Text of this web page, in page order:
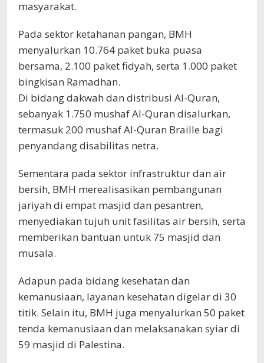
masyarakat.
Pada sektor ketahanan pangan, BMH
menyalurkan 10.764 paket buka puasa
bersama, 2.100 paket fidyah, serta 1.000 paket
bingkisan Ramadhan.
Di bidang dakwah dan distribusi Al-Quran,
sebanyak 1.750 mushaf Al-Quran disalurkan,
termasuk 200 mushaf Al-Quran Braille bagi
penyandang disabilitas netra.
Sementara pada sektor infrastruktur dan air
bersih, BMH merealisasikan pembangunan
jariyah di empat masjid dan pesantren,
menyediakan tujuh unit fasilitas air bersih, serta
memberikan bantuan untuk 75 masjid dan
musala.
Adapun pada bidang kesehatan dan
kemanusiaan, layanan kesehatan digelar di 30
titik. Selain itu, BMH juga menyalurkan 50 paket
tenda kemanusiaan dan melaksanakan syiar di
59 masjid di Palestina.